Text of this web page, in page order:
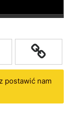
postawić nam